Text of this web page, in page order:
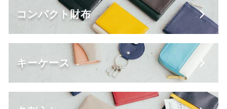
コンパクト財布
キーケース